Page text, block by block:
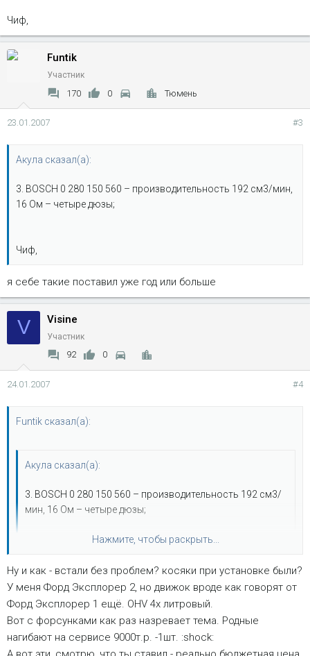
Чиф,
Funtik
Участник
170 0 Тюмень
23.01.2007 #3
Акула сказал(а):
3. BOSCH 0 280 150 560 – производительность 192 см3/мин,
16 Ом – четыре дюзы;
Чиф,
я себе такие поставил уже год или больше
V Visine
Участник
92 0
24.01.2007 #4
Funtik сказал(а):
Акула сказал(а):
3. BOSCH 0 280 150 560 – производительность 192 см3/
мин, 16 Ом – четыре дюзы;
Нажмите, чтобы раскрыть...
я себе такие поставил уже год или больше
Нажмите, чтобы раскрыть...
Ну и как - встали без проблем? косяки при установке были?
У меня Форд Эксплорер 2, но движок вроде как говорят от
Форд Эксплорер 1 ещё. OHV 4х литровый.
Вот с форсунками как раз назревает тема. Родные
нагибают на сервисе 9000т.р. -1шт. :shock: